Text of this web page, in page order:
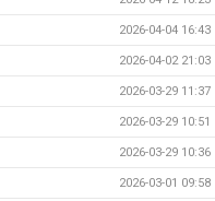
2026-04-04 16:43
2026-04-02 21:03
2026-03-29 11:37
2026-03-29 10:51
2026-03-29 10:36
2026-03-01 09:58